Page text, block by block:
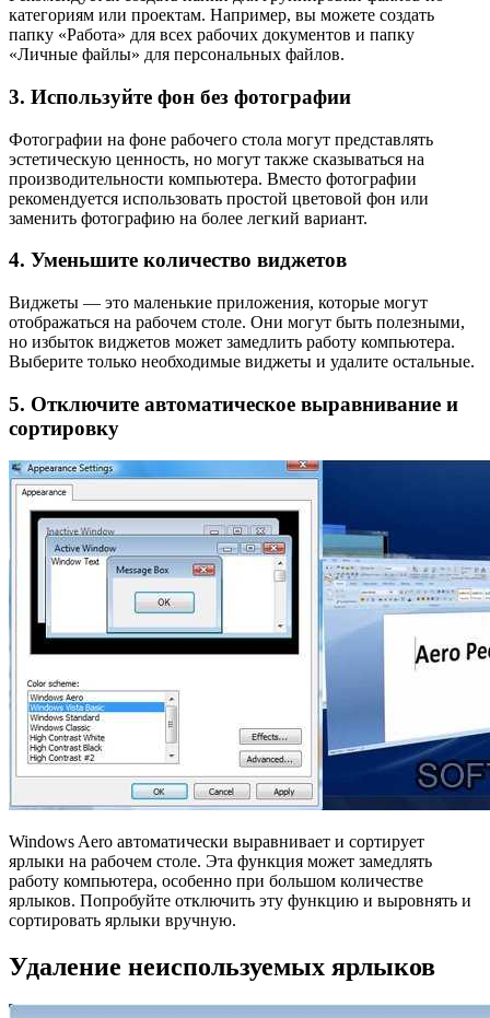
категориям или проектам. Например, вы можете создать
папку «Работа» для всех рабочих документов и папку
«Личные файлы» для персональных файлов.
3. Используйте фон без фотографии
Фотографии на фоне рабочего стола могут представлять
эстетическую ценность, но могут также сказываться на
производительности компьютера. Вместо фотографии
рекомендуется использовать простой цветовой фон или
заменить фотографию на более легкий вариант.
4. Уменьшите количество виджетов
Виджеты — это маленькие приложения, которые могут
отображаться на рабочем столе. Они могут быть полезными,
но избыток виджетов может замедлить работу компьютера.
Выберите только необходимые виджеты и удалите остальные.
5. Отключите автоматическое выравнивание и
сортировку
Windows Aero автоматически выравнивает и сортирует
ярлыки на рабочем столе. Эта функция может замедлять
работу компьютера, особенно при большом количестве
ярлыков. Попробуйте отключить эту функцию и выровнять и
сортировать ярлыки вручную.
Удаление неиспользуемых ярлыков